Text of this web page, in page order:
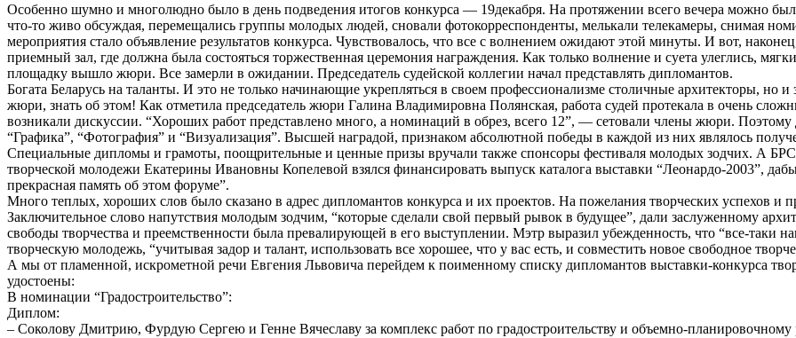
Особенно шумно и многолюдно было в день подведения итогов конкурса — 19декабря. На протяжении всего вечера можно
что-то живо обсуждая, перемещались группы молодых людей, сновали фотокорреспонденты, мелькали телекамеры, снимая
мероприятия стало объявление результатов конкурса. Чувствовалось, что все с волнением ожидают этой минуты. И вот,
приемный зал, где должна была состояться торжественная церемония награждения. Как только волнение и суета улеглись,
площадку вышло жюри. Все замерли в ожидании. Председатель судейской коллегии начал представлять дипломантов.
Богата Беларусь на таланты. И это не только начинающие укрепляться в своем профессионализме столичные архитекторы, но
жюри, знать об этом! Как отметила председатель жюри Галина Владимировна Полянская, работа судей протекала в очень
возникали дискуссии. “Хороших работ представлено много, а номинаций в обрез, всего 12”, — сетовали члены жюри.
“Графика”, “Фотография” и “Визуализация”. Высшей наградой, признаком абсолютной победы в каждой из них являлось
Специальные дипломы и грамоты, поощрительные и ценные призы вручали также спонсоры фестиваля молодых зодчих. А
творческой молодежи Екатерины Ивановны Копелевой взялся финансировать выпуск каталога выставки “Леонардо-2003”,
прекрасная память об этом форуме”.
Много теплых, хороших слов было сказано в адрес дипломантов конкурса и их проектов. На пожелания творческих успехов и
Заключительное слово напутствия молодым зодчим, “которые сделали свой первый рывок в будущее”, дали заслуженному
свободы творчества и преемственности была превалирующей в его выступлении. Мэтр выразил убежденность, что “все-таки
творческую молодежь, “учитывая задор и талант, использовать все хорошее, что у вас есть, и совместить новое свободное
А мы от пламенной, искрометной речи Евгения Львовича перейдем к поименному списку дипломантов выставки-конкурса
удостоены:
В номинации “Градостроительство”:
Диплом:
– Соколову Дмитрию, Фурдую Сергею и Генне Вячеславу за комплекс работ по градостроительству и объемно-